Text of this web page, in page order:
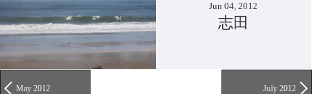
Jun 04, 2012
志田
May 2012 July 2012